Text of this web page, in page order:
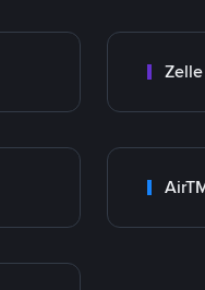
Zelle